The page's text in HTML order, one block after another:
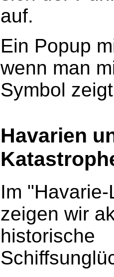
auf.
Ein Popup
wenn man
Symbol
Havarien
Im
zeigen wir
historische